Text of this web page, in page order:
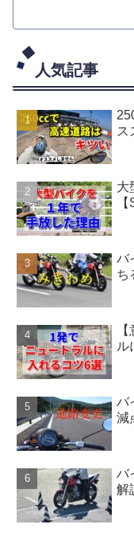
人気記事
ス
大
バ
ち
ル
バ
減
バ
解